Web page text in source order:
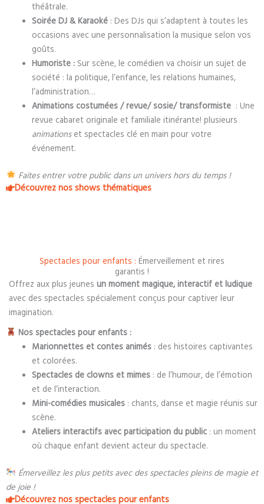
théâtrale.
Soirée DJ & Karaoké : Des DJs qui s’adaptent à toutes les
occasions avec une personnalisation la musique selon vos
goûts.
Humoriste : Sur scène, le comédien va choisir un sujet de
société : la politique, l’enfance, les relations humaines,
l’administration…
Animations costumées / revue/ sosie/ transformiste : Une
revue cabaret originale et familiale itinérante! plusieurs
animationset spectacles clé en main pour votre
événement.
Faites entrer votre public dans un univers hors du temps !
Découvrez nos shows thématiques
Spectacles pour enfants : Émerveillement et rires
garantis !
Offrez aux plus jeunes un moment magique, interactif et ludique
avec des spectacles spécialement conçus pour captiver leur
imagination.
Nos spectacles pour enfants :
Marionnettes et contes animés: des histoires captivantes
et colorées.
Spectacles de clowns et mimes: de l’humour, de l’émotion
et de l’interaction.
Mini-comédies musicales: chants, danse et magie réunis sur
scène.
Ateliers interactifs avec participation du public: un moment
où chaque enfant devient acteur du spectacle.
Émerveillez les plus petits avec des spectacles pleins de magie et
de joie !
Découvrez nos spectacles pour enfants